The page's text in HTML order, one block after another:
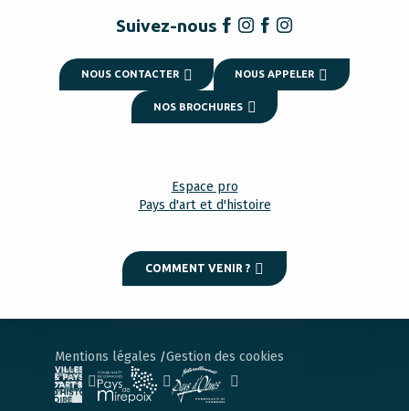
Suivez-nous
NOUS CONTACTER NOUS APPELER
NOS BROCHURES
Espace pro
Pays d'art et d'histoire
COMMENT VENIR ?
Mentions légales Gestion des cookies